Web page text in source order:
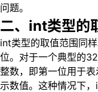
问题。
二、int类型的
int类型的取值范围同
位。对于一个典型的
整数，即第一位用于
示数值。这种情况下